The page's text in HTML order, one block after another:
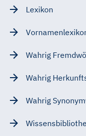
Lexikon
Wahrig
Wahrig
Wahrig